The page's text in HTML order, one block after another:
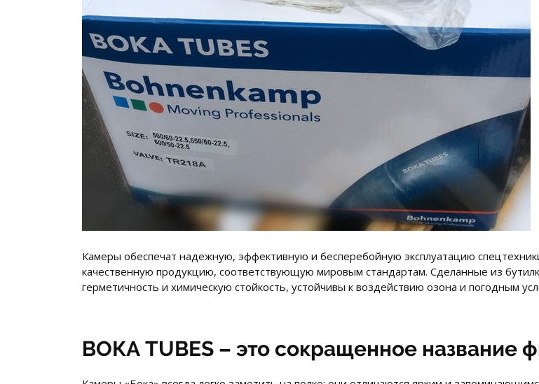
Камеры обеспечат надежную, эффективную и бесперебойную эксплуатацию
качественную продукцию, соответствующую мировым стандартам. Сделанные из
герметичность и химическую стойкость, устойчивы к воздействию озона и погодным
ВОКА TUBES – это сокращенное название